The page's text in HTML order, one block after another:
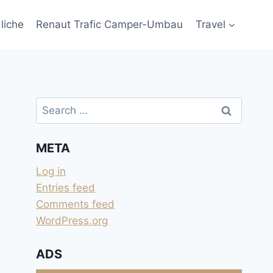
Renaut Trafic Camper-Umbau Travel
Search
for:
META
Log in
Entries feed
Comments feed
WordPress.org
ADS